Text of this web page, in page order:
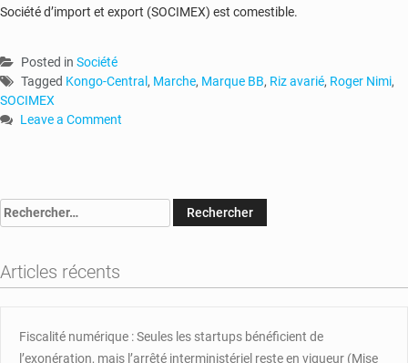
Société d’import et export (SOCIMEX) est comestible.
Posted in Société
Tagged Kongo-Central , Marche, Marque BB, Riz avarié, Roger Nimi,
SOCIMEX
Leave a Comment
sac
avarié
sur
marché
Rechercher :
Articles récents
Fiscalité numérique : Seules les startups bénéficient de
l’exonération, mais l’arrêté interministériel reste en vigueur (Mise